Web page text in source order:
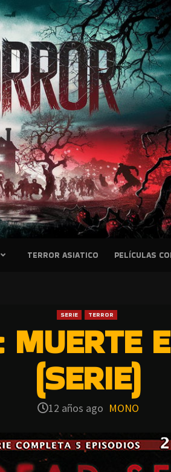
TERROR ASIATICO PELÍCULAS
SERIE TERROR
(SERIE)
12 años ago MONO